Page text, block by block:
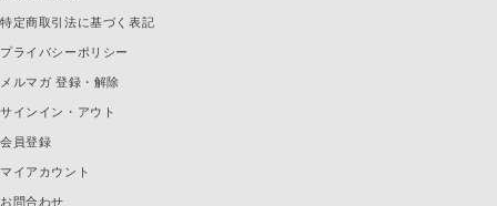
特定商取引法に基づく表記
プライバシーポリシー
メルマガ 登録・解除
サインイン・アウト
会員登録
マイアカウント
お問合わせ